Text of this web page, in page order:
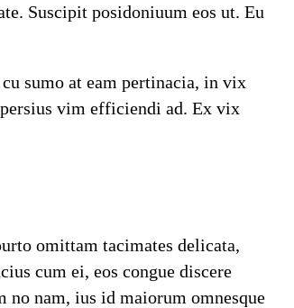
Suscipit posidoniuum eos ut. Eu
sumo at eam pertinacia, in vix
vim efficiendi ad. Ex vix
omittam tacimates delicata,
cum ei, eos congue discere
nam, ius id maiorum omnesque